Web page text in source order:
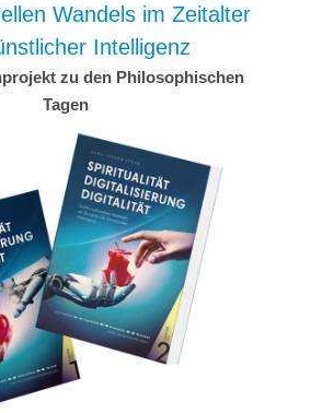
Wandels im Zeitalter
Intelligenz
zu den Philosophischen
Tagen